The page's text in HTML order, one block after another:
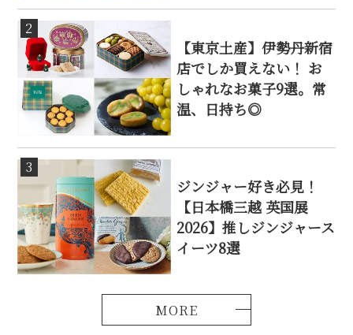
2
【東京土産】伊勢丹新宿
店でしか買えない！ お
しゃれなお菓子9選。常
温、日持ち◎
3
ジンジャー好き必見！
【日本橋三越 英国展
2026】推しジンジャース
イーツ8選